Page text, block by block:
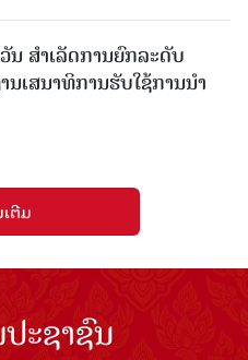
ນ ສໍາເລັດການຍົກລະດັບ
ນເສນາທິການຮັບໃຊ້ການນໍາ
ຕີມ
ະຊາຊົນ